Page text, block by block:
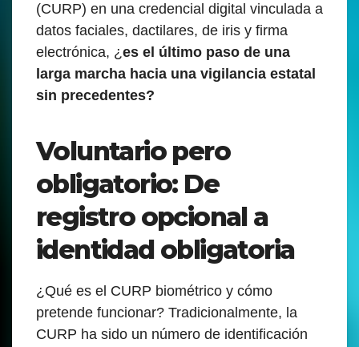
(CURP) en una credencial digital vinculada a
datos faciales, dactilares, de iris y firma
electrónica, ¿es el último paso de una
larga marcha hacia una vigilancia estatal
sin precedentes?
Voluntario pero
obligatorio: De
registro opcional a
identidad obligatoria
¿Qué es el CURP biométrico y cómo
pretende funcionar? Tradicionalmente, la
CURP ha sido un número de identificación